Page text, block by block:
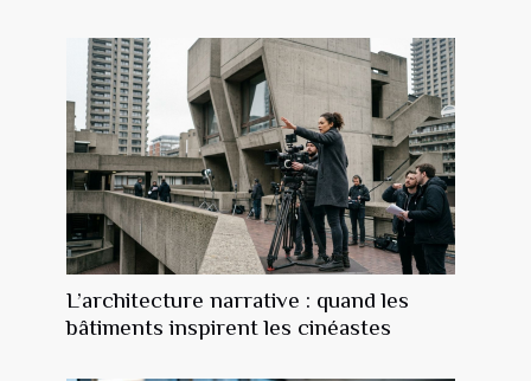
L’architecture narrative : quand les
bâtiments inspirent les cinéastes